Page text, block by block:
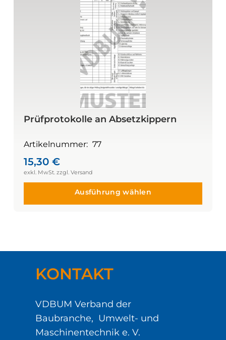
Prüfprotokolle an Absetzkippern
Artikelnummer: 77
15,30 €
Ausführung wählen
KONTAKT
VDBUM Verband der
Baubranche, Umwelt- und
Maschinentechnik e. V.